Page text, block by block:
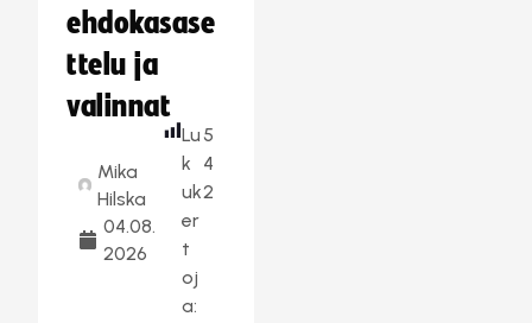
ehdokasase
ttelu ja
valinnat
Mika
Hilska
04.08.
2026
Lu
k
uk
er
t
oj
a:
5
4
2